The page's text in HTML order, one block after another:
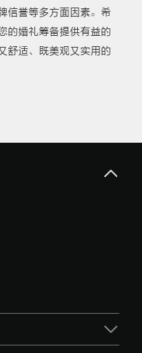
信誉等多方面因素。希
的婚礼筹备提供有益的
舒适、既美观又实用的